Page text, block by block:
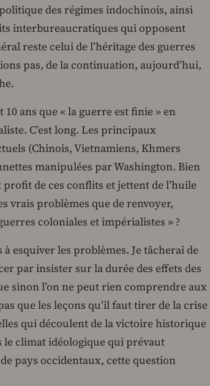
des régimes indochinois, ainsi
interbureaucratiques qui opposent
reste celui de l’héritage des guerres
pas, de la continuation, aujourd’hui,
ans que « la guerre est finie » en
C’est long. Les principaux
(Chinois, Vietnamiens, Khmers
manipulées par Washington. Bien
de ces conflits et jettent de l’huile
vrais problèmes que de renvoyer,
coloniales et impérialistes » ?
esquiver les problèmes. Je tâcherai de
par insister sur la durée des effets des
sinon l’on ne peut rien comprendre aux
que les leçons qu’il faut tirer de la crise
qui découlent de la victoire historique
climat idéologique qui prévaut
pays occidentaux, cette question